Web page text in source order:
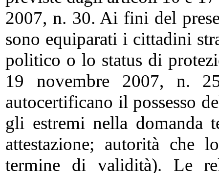
2007, n. 30. Ai fini del
sono equiparati i cittadini
politico o lo status di
19 novembre 2007, n.
autocertificano il possesso
gli estremi nella domanda
attestazione; autorità che
termine di validità). Le